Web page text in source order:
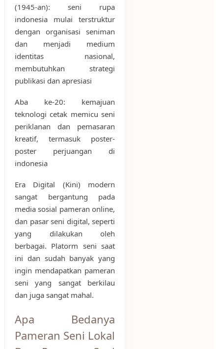
(1945-an): seni rupa
indonesia mulai terstruktur
dengan organisasi seniman
dan menjadi medium
identitas nasional,
membutuhkan strategi
publikasi dan apresiasi
Aba ke-20: kemajuan
teknologi cetak memicu seni
periklanan dan pemasaran
kreatif, termasuk poster-
poster perjuangan di
indonesia
Era Digital (Kini) modern
sangat bergantung pada
media sosial pameran online,
dan pasar seni digital, seperti
yang dilakukan oleh
berbagai. Platorm seni saat
ini dan sudah banyak yang
ingin mendapatkan pameran
seni yang sangat berkilau
dan juga sangat mahal.
Apa Bedanya
Pameran Seni Lokal